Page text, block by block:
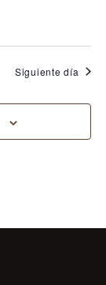
Siguiente día